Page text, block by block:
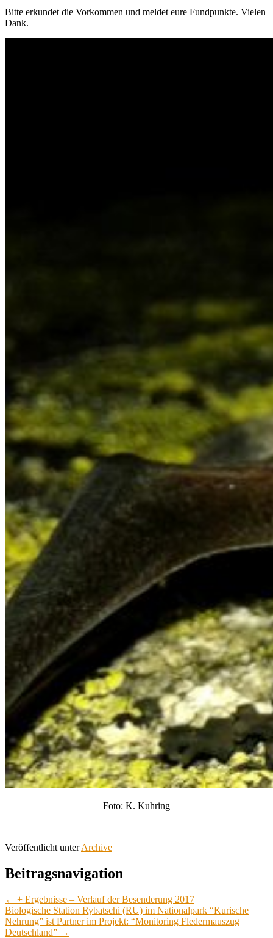
Bitte erkundet die Vorkommen und meldet eure Fundpunkte. Vielen
Dank.
Foto: K. Kuhring
Veröffentlicht unterArchive
Beitragsnavigation
← + Ergebnisse – Verlauf der Besenderung 2017
Biologische Station Rybatschi (RU) im Nationalpark “Kurische
Nehrung” ist Partner im Projekt: “Monitoring Fledermauszug
Deutschland” →